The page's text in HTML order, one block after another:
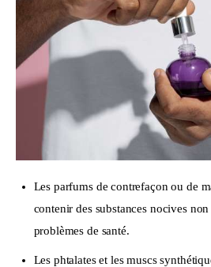
Les parfums de contrefaçon ou de
contenir des substances nocives
problèmes de santé.
Les phtalates et les muscs